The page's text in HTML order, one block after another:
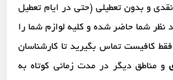
و بدون تعطیلی (حتی در ایام تعطیل
شما حاضر شده و کلیه لوازم شما را
کافیست تماس بگیرید تا کارشناسان
و مناطق دیگر در مدت زمانی کوتاه به